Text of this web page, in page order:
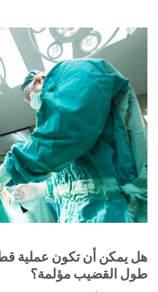
هل يمكن أن تكون عملية
طول القضيب مؤلمة؟